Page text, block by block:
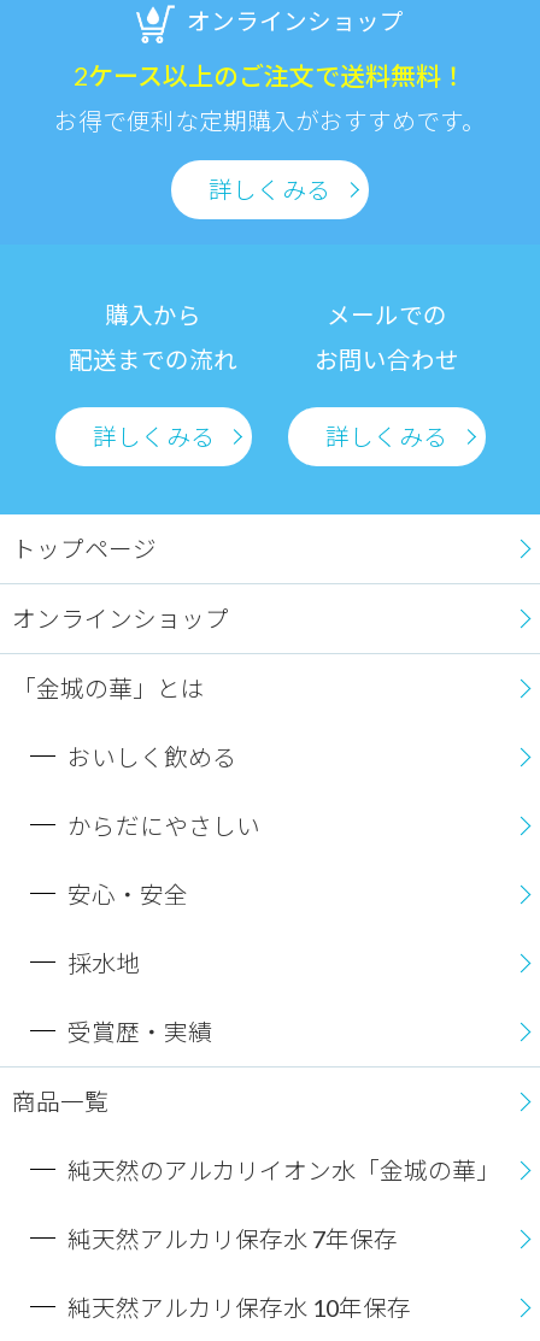
オンラインショップ
2ケース以上のご注文で送料無料！
お得で便利な定期購入がおすすめです。
詳しくみる
購入から
配送までの流れ
詳しくみる
メールでの
お問い合わせ
詳しくみる
トップページ
オンラインショップ
「金城の華」とは
おいしく飲める
からだにやさしい
安心・安全
採水地
受賞歴・実績
商品一覧
純天然のアルカリイオン水「金城の華」
純天然アルカリ保存水 7年保存
純天然アルカリ保存水 10年保存